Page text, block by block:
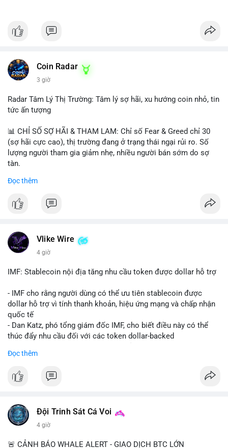
Coin Radar
3 giờ
Radar Tâm Lý Thị Trường: Tâm lý sợ hãi, xu hướng coin nhỏ, tin
tức ấn tượng
📊 CHỈ SỐ SỢ HÃI & THAM LAM: Chỉ số Fear & Greed chỉ 30
(sợ hãi cực cao), thị trường đang ở trạng thái ngại rủi ro. Số
lượng người tham gia giảm nhẹ, nhiều người bán sớm do sợ
tàn.
📈 XU HƯỚNG TÌM KIẾM & THẢO LUẬN: Biconomy (BICO),
coin được tìm kiếm nhiều nhất. Chủ đề NFT (Pudgy Penguins),
💬 DÒNG CHẢY TIN TỨC & TRUYỀN THÔNG: Bàn tán trên
Binance Square tập trung vào lệnh kẹp, dự báo NVDA và Musk
luận về Clearity Act.
💡 NHẬN ĐỊNH & KHUYẾN NGHỊ: Tâm lý ngắn hạn vẫn tiêu
cực do sợ hãi, nhưng xu hướng coin nhỏ và tin tức AI/NVIDA
có thể tạo cơ hội mua sớm. Cần theo dõi sự thay đổi trong
chính sách crypto Mỹ.
Đọc thêm
Vlike Wire
4 giờ
IMF: Stablecoin nội địa tăng nhu cầu token được dollar hỗ trợ
- IMF cho rằng người dùng có thể ưu tiên stablecoin được
dollar hỗ trợ vì tính thanh khoản, hiệu ứng mạng và chấp nhận
quốc tế
- Dan Katz, phó tổng giám đốc IMF, cho biết điều này có thể
thúc đẩy nhu cầu đối với các token dollar-backed
triển stablecoin nội địa
$btc $eth
📰 Nguồn: Cointelegraph
Đọc thêm
Đội Trinh Sát Cá Voi
4 giờ
🚨 CẢNH BÁO WHALE ALERT - GIAO DỊCH BTC LỚN